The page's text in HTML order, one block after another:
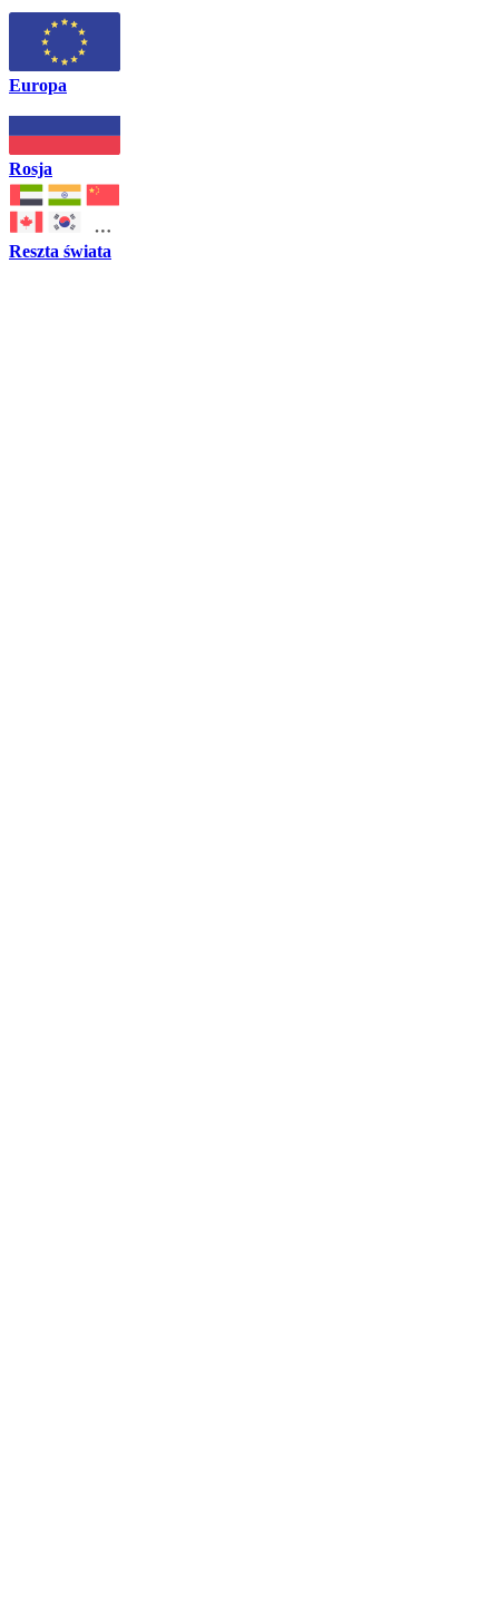
Europa
Rosja
Reszta świata